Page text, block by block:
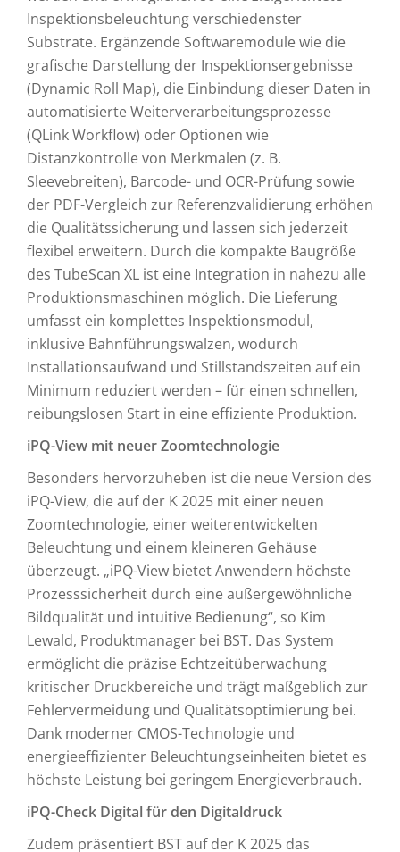
Inspektionsbeleuchtung verschiedenster
Substrate. Ergänzende Softwaremodule wie die
grafische Darstellung der Inspektionsergebnisse
(Dynamic Roll Map), die Einbindung dieser Daten in
automatisierte Weiterverarbeitungsprozesse
(QLink Workflow) oder Optionen wie
Distanzkontrolle von Merkmalen (z. B.
Sleevebreiten), Barcode- und OCR-Prüfung sowie
der PDF-Vergleich zur Referenzvalidierung erhöhen
die Qualitätssicherung und lassen sich jederzeit
flexibel erweitern. Durch die kompakte Baugröße
des TubeScan XL ist eine Integration in nahezu alle
Produktionsmaschinen möglich. Die Lieferung
umfasst ein komplettes Inspektionsmodul,
inklusive Bahnführungswalzen, wodurch
Installationsaufwand und Stillstandszeiten auf ein
Minimum reduziert werden – für einen schnellen,
reibungslosen Start in eine effiziente Produktion.
iPQ-View mit neuer Zoomtechnologie
Besonders hervorzuheben ist die neue Version des
iPQ-View, die auf der K 2025 mit einer neuen
Zoomtechnologie, einer weiterentwickelten
Beleuchtung und einem kleineren Gehäuse
überzeugt. „iPQ-View bietet Anwendern höchste
Prozesssicherheit durch eine außergewöhnliche
Bildqualität und intuitive Bedienung“, so Kim
Lewald, Produktmanager bei BST. Das System
ermöglicht die präzise Echtzeitüberwachung
kritischer Druckbereiche und trägt maßgeblich zur
Fehlervermeidung und Qualitätsoptimierung bei.
Dank moderner CMOS-Technologie und
energieeffizienter Beleuchtungseinheiten bietet es
höchste Leistung bei geringem Energieverbrauch.
iPQ-Check Digital für den Digitaldruck
Zudem präsentiert BST auf der K 2025 das